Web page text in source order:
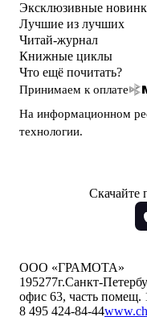
Эксклюзивные
Лучшие из лучших
Читай-журнал
Книжные циклы
Что ещё почитать?
Принимаем к оплате
На информационном
технологии.
Скачайте
ООО «ГРАМОТА»
195277г.Санкт-
офис 63, часть помещ.
8 495 424-84-44